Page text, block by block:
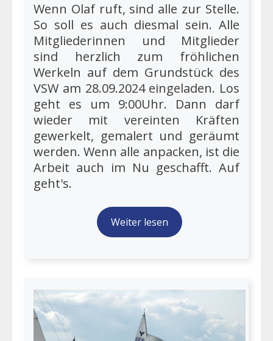
Wenn Olaf ruft, sind alle zur Stelle.
So soll es auch diesmal sein. Alle
Mitgliederinnen und Mitglieder
sind herzlich zum fröhlichen
Werkeln auf dem Grundstück des
VSW am 28.09.2024 eingeladen. Los
geht es um 9:00Uhr. Dann darf
wieder mit vereinten Kräften
gewerkelt, gemalert und geräumt
werden. Wenn alle anpacken, ist die
Arbeit auch im Nu geschafft. Auf
geht's.
Weiter lesen